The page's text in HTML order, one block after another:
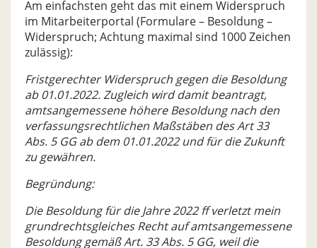
Am einfachsten geht das mit einem Widerspruch
im Mitarbeiterportal (Formulare – Besoldung –
Widerspruch; Achtung maximal sind 1000 Zeichen
zulässig):
Fristgerechter Widerspruch gegen die Besoldung
ab 01.01.2022. Zugleich wird damit beantragt,
amtsangemessene höhere Besoldung nach den
verfassungsrechtlichen Maßstäben des Art 33
Abs. 5 GG ab dem 01.01.2022 und für die Zukunft
zu gewähren.
Begründung:
Die Besoldung für die Jahre 2022 ff verletzt mein
grundrechtsgleiches Recht auf amtsangemessene
Besoldung gemäß Art. 33 Abs. 5 GG‚ weil die